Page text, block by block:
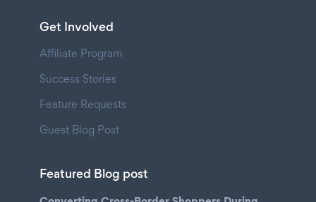
Get Involved
Affiliate Program
Success Stories
Feature Requests
Guest Blog Post
Featured Blog post